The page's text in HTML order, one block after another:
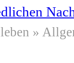
»